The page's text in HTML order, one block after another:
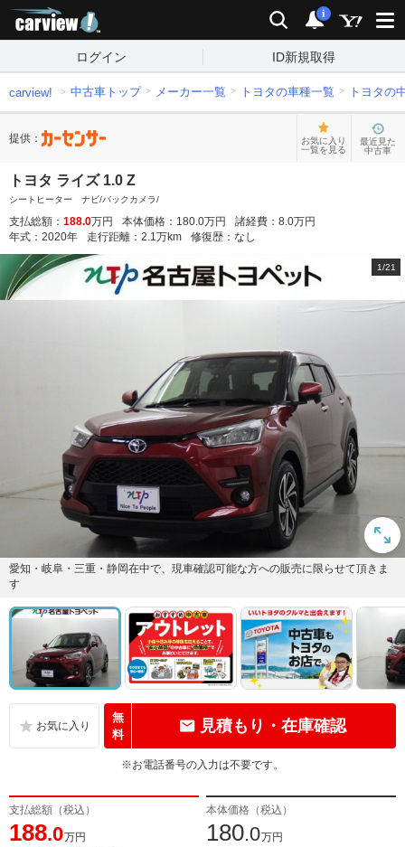
検索 通知
i
ログイン ID新規取得
carview! 中古車トップ メーカー一覧 トヨタの車種一覧 トヨタの
提供：
お気に入り
一覧を見る
最近見た
中古車
トヨタ ライズ 1.0 Z
シートヒーター ナビ/バックカメラ/
支払総額： 188.0万円 本体価格： 180.0万円 諸経費： 8.0万円
年式： 2020年 走行距離： 2.1万km 修復歴： なし
1/21
愛知・岐阜・三重・静岡在中で、現車確認可能な方への販売に限らせて頂きま
す
無
料
見積もり・在庫確認
※お電話番号の入力は不要です。
支払総額（税込）
188.0万円
本体価格（税込）
180.0万円